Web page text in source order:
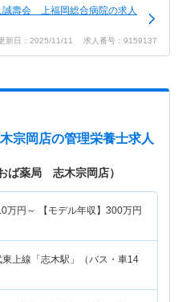
誠壽会 上福岡総合病院の求人
新日：2025/11/11 求人番号：9159137
宗岡店の管理栄養士求人
ば薬局 志木宗岡店）
万円～ 【モデル年収】 300万円
東上線「志木駅」（バス・車14